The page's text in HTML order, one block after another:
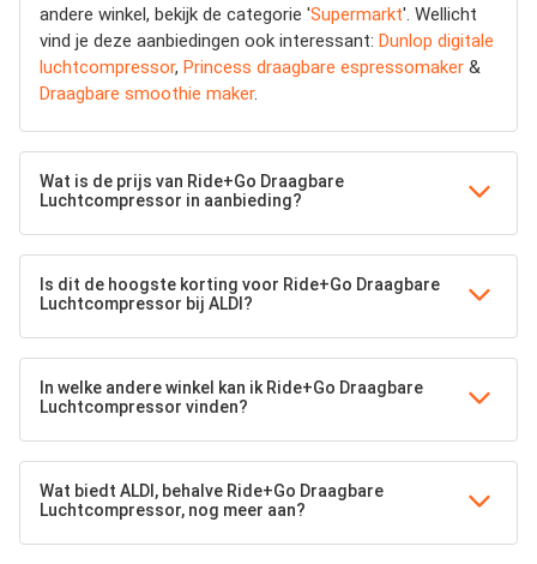
andere winkel, bekijk de categorie 'Supermarkt'. Wellicht
vind je deze aanbiedingen ook interessant: Dunlop digitale
luchtcompressor, Princess draagbare espressomaker &
Draagbare smoothie maker.
Wat is de prijs van Ride+Go Draagbare
Luchtcompressor in aanbieding?
Is dit de hoogste korting voor Ride+Go Draagbare
Luchtcompressor bij ALDI?
In welke andere winkel kan ik Ride+Go Draagbare
Luchtcompressor vinden?
Wat biedt ALDI, behalve Ride+Go Draagbare
Luchtcompressor, nog meer aan?